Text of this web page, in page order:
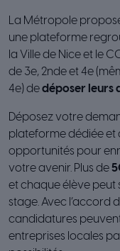
La Métropole
une plateforme
la Ville de Nice et le
de 3e, 2nde et 4e
4e) dedéposer leurs
Déposez votre
plateforme dédiée et
opportunités pour
votre avenir. Plus de
et chaque élève peut
stage. Avec l’accord
candidatures
entreprises locales